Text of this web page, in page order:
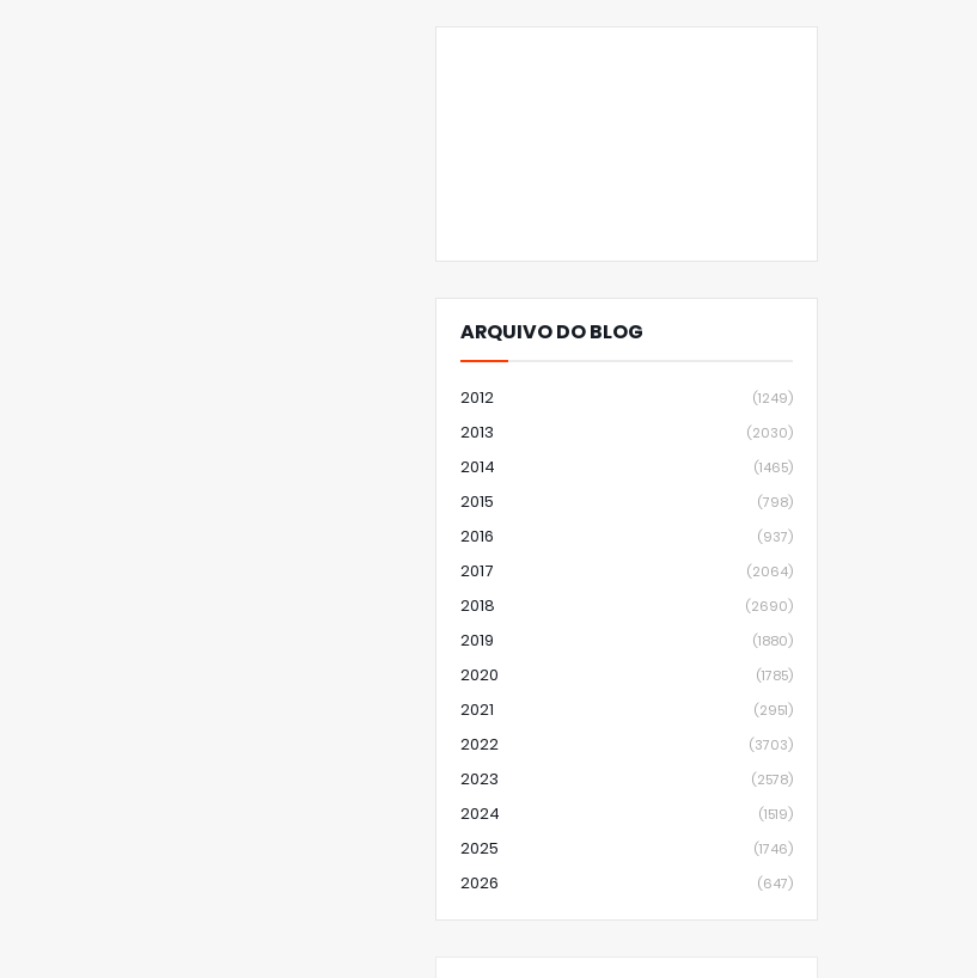
ARQUIVO DO BLOG
2012 (1249)
2013 (2030)
2014 (1465)
2015 (798)
2016 (937)
2017 (2064)
2018 (2690)
2019 (1880)
2020 (1785)
2021 (2951)
2022 (3703)
2023 (2578)
2024 (1519)
2025 (1746)
2026 (647)